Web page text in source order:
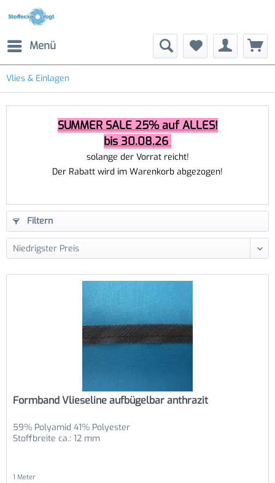
Menü
Vlies & Einlagen
SUMMER SALE 25% auf ALLES!
bis 30.08.26
solange der Vorrat reicht!
Der Rabatt wird im Warenkorb abgezogen!
Filtern
Formband Vlieseline aufbügelbar anthrazit
59% Polyamid 41% Polyester
Stoffbreite ca.: 12 mm
1 Meter